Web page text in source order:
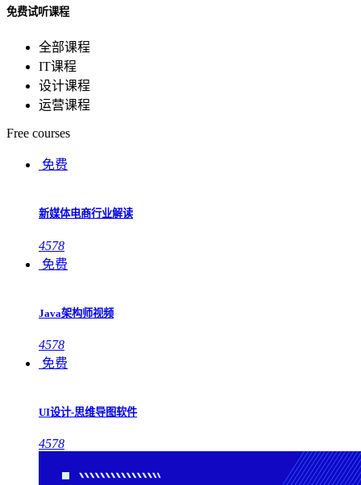
免费试听课程
全部课程
IT课程
设计课程
运营课程
Free courses
免费
新媒体电商行业解读
4578
免费
Java架构师视频
4578
免费
UI设计-思维导图软件
4578